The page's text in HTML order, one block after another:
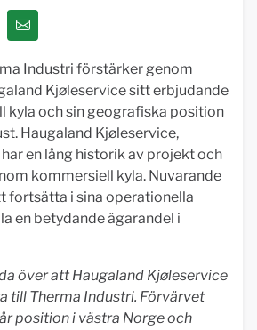
Industri förstärker genom
Kjøleservice sitt erbjudande
kyla och sin geografiska position
Haugaland Kjøleservice,
en lång historik av projekt och
kommersiell kyla. Nuvarande
fortsätta i sina operationella
en betydande ägarandel i
över att Haugaland Kjøleservice
till Therma Industri. Förvärvet
position i västra Norge och